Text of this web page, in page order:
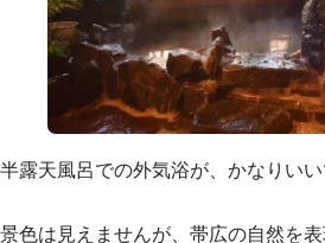
半露天風呂での外気浴が、かなりいい
景色は見えませんが、帯広の自然を